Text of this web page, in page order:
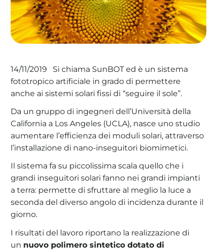
La tua cooperativa energetica sostenibile
14/11/2019
Si chiama SunBOT ed è un sistema
fototropico artificiale in grado di permettere
anche ai sistemi solari fissi di “seguire il sole”.
Da un gruppo di ingegneri dell’Università della
California a Los Angeles (UCLA), nasce uno studio
aumentare l’efficienza dei moduli solari, attraverso
l’installazione di nano-inseguitori biomimetici.
Il sistema fa su piccolissima scala quello che i
grandi inseguitori solari fanno nei grandi impianti
a terra: permette di sfruttare al meglio la luce a
seconda del diverso angolo di incidenza durante il
giorno.
I risultati del lavoro riportano la realizzazione di
un nuovo polimero sintetico dotato di